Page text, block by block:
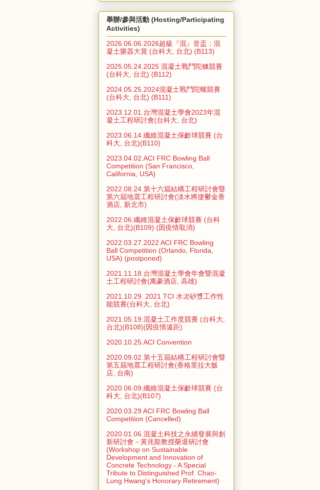
舉辦/參與活動 (Hosting/Participating
Activities)
2026.06.06.2026超級『混』音盃：混
凝土樂器大賞 (台科大, 台北) (B113)
2025.05.24.2025 混凝土戰鬥陀螺競賽
(台科大, 台北) (B112)
2024.05.25.2024混凝土戰鬥陀螺競賽
(台科大, 台北) (B111)
2023.12.01.台灣混凝土學會2023年混
凝土工程研討會(台科大, 台北)
2023.06.14.纖維混凝土保齡球競賽 (台
科大, 台北)(B110)
2023.04.02.ACI FRC Bowling Ball
Competition (San Francisco,
California, USA)
2022.08.24.第十六屆結構工程研討會暨
第六屆地震工程研討會(淡水將捷鬱金香
酒店, 新北市)
2022.06.纖維混凝土保齡球競賽 (台科
大, 台北)(B109) (因疫情取消)
2022.03.27.2022 ACI FRC Bowling
Ball Competition (Orlando, Florida,
USA) (postponed)
2021.11.18.台灣混凝土學會年會暨混凝
土工程研討會(萬豪酒店, 高雄)
2021.10.29. 2021 TCI 水泥砂漿工作性
能競賽(台科大, 台北)
2021.05.19.混凝土工作度競賽 (台科大,
台北)(B108)(因疫情遠距)
2020.10.25.ACI Convention
2020.09.02.第十五屆結構工程研討會暨
第五屆地震工程研討會(香格里拉大飯
店, 台南)
2020.06.09.纖維混凝土保齡球競賽 (台
科大, 台北)(B107)
2020.03.29 ACI FRC Bowling Ball
Competition (Cancelled)
2020.01.06.混凝土科技之永續發展與創
新研討會－黃兆龍教授榮退研討會
(Workshop on Sustainable
Development and Innovation of
Concrete Technology - A Special
Tribute to Distinguished Prof. Chao-
Lung Hwang's Honorary Retirement)